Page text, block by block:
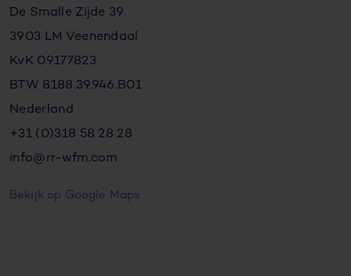
De Smalle Zijde 39
3903 LM Veenendaal
KvK 09177823
BTW 8188.39.946.B01
Nederland
+31 (0)318 58 28 28
info@rr-wfm.com
Bekijk op Google Maps